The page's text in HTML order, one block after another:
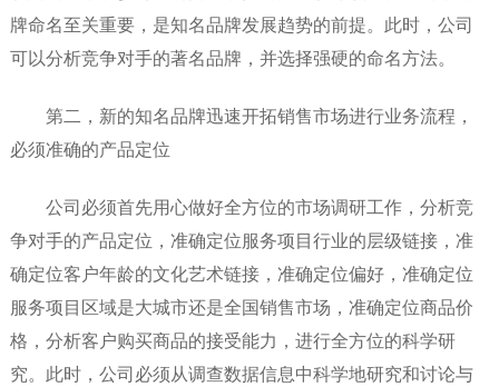
牌命名至关重要，是知名品牌发展趋势的前提。此时，公司
可以分析竞争对手的著名品牌，并选择强硬的命名方法。
第二，新的知名品牌迅速开拓销售市场进行业务流程，
必须准确的产品定位
公司必须首先用心做好全方位的市场调研工作，分析竞
争对手的产品定位，准确定位服务项目行业的层级链接，准
确定位客户年龄的文化艺术链接，准确定位偏好，准确定位
服务项目区域是大城市还是全国销售市场，准确定位商品价
格，分析客户购买商品的接受能力，进行全方位的科学研
究。此时，公司必须从调查数据信息中科学地研究和讨论与